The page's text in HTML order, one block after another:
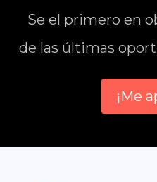
Se el primero en
de las últimas
¡Me